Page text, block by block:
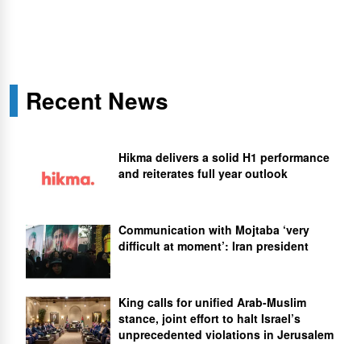
Recent News
Hikma delivers a solid H1 performance
and reiterates full year outlook
Communication with Mojtaba ‘very
difficult at moment’: Iran president
King calls for unified Arab-Muslim
stance, joint effort to halt Israel’s
unprecedented violations in Jerusalem